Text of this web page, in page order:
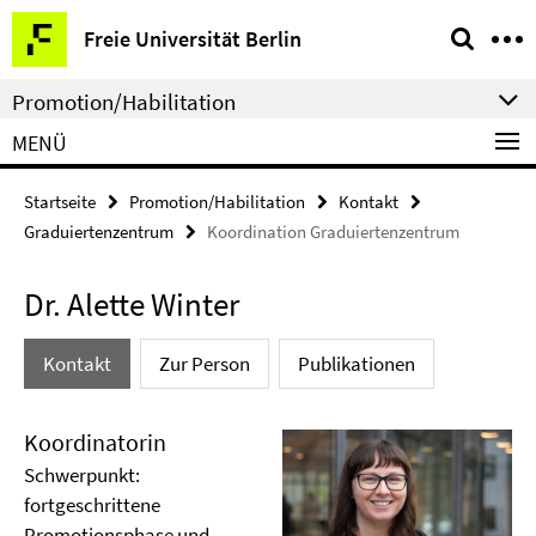
Springe
direkt
zu
Inhalt
Freie Universität Berlin
Service-
Navigation
Promotion/Habilitation
MENÜ
Startseite Promotion/Habilitation
Kontakt
Graduiertenzentrum
Koordination Graduiertenzentrum
Dr. Alette Winter
Kontakt Zur Person Publikationen
Koordinatorin
Schwerpunkt:
fortgeschrittene